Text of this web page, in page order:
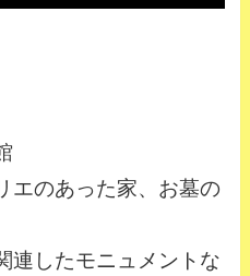
エのあった家、お墓の
連したモニュメントな